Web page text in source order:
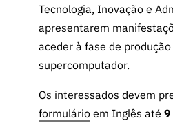
Tecnologia, Inovação e
apresentarem
aceder à fase de
supercomputador.
Os interessados devem
formulário em Inglês até 9